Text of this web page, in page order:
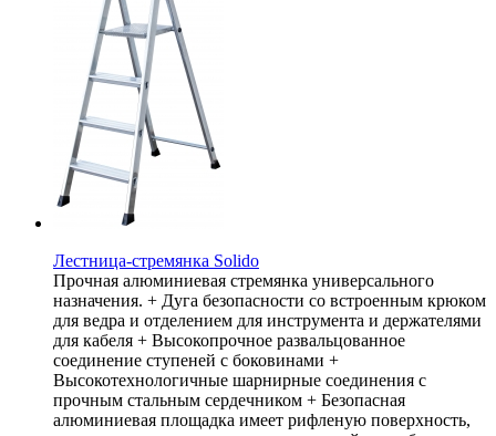
Лестница-стремянка Solido
Прочная алюминиевая стремянка универсального
назначения. + Дуга безопасности со встроенным крюком
для ведра и отделением для инструмента и держателями
для кабеля + Высокопрочное развальцованное
соединение ступеней с боковинами +
Высокотехнологичные шарнирные соединения с
прочным стальным сердечником + Безопасная
алюминиевая площадка имеет рифленую поверхность,